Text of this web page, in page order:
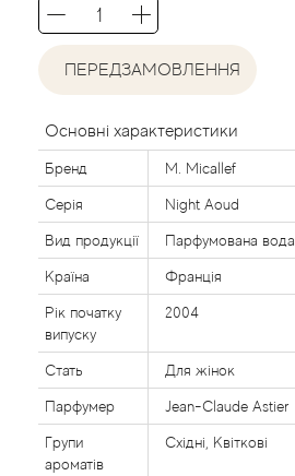
ПЕРЕДЗАМОВЛЕННЯ
Основні характеристики
Бренд M. Micallef
Серія Night Aoud
Вид продукції Парфумована вода
Країна Франція
Рік початку
випуску
2004
Стать Для жінок
Парфумер Jean-Claude Astier
Групи
ароматів
Східні, Квіткові
Acqua di Parma
Adidas
Aedes de Venustas
Aerin Lauder
Affinessence
Afnan
Agatha Ruiz de la Prada